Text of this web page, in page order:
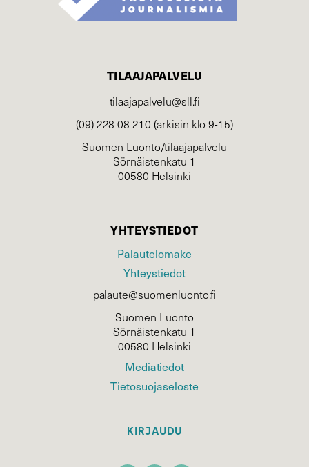
TILAAJAPALVELU
tilaajapalvelu@sll.fi
(09) 228 08 210 (arkisin klo 9-15)
Suomen Luonto/tilaajapalvelu
Sörnäistenkatu 1
00580 Helsinki
YHTEYSTIEDOT
Palautelomake
Yhteystiedot
palaute@suomenluonto.fi
Suomen Luonto
Sörnäistenkatu 1
00580 Helsinki
Mediatiedot
Tietosuojaseloste
KIRJAUDU